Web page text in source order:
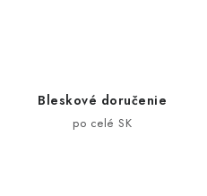
Bleskové doručenie
po celé SK